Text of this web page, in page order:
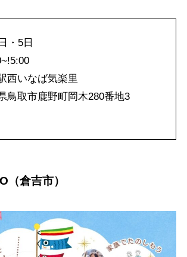
・5日
西いなば気楽里
鳥取市鹿野町岡木280番地3
（倉吉市）